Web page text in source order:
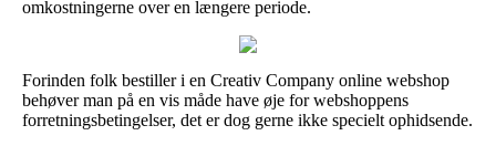
omkostningerne over en længere periode.
Forinden folk bestiller i en Creativ Company online webshop
behøver man på en vis måde have øje for webshoppens
forretningsbetingelser, det er dog gerne ikke specielt ophidsende.